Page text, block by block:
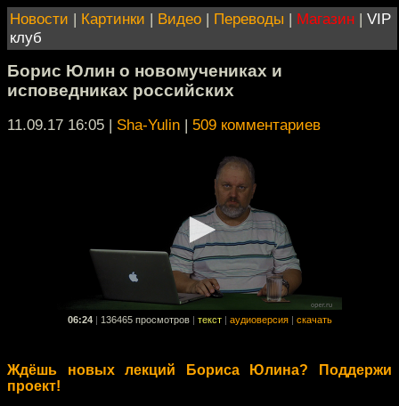
Новости | Картинки | Видео | Переводы | Магазин | VIP
клуб
Борис Юлин о новомучениках и
исповедниках российских
11.09.17 16:05 | Sha-Yulin | 509 комментариев
06:24 136465 просмотров текст аудиоверсия скачать
Ждёшь новых лекций Бориса Юлина? Поддержи
проект!